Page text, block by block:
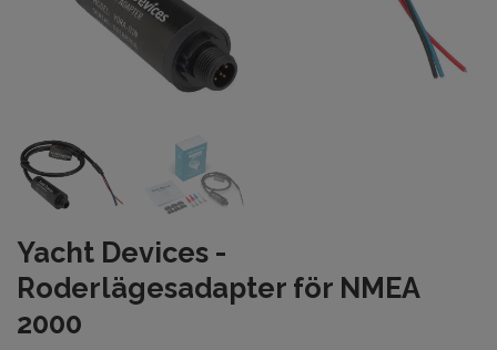
Yacht Devices -
Roderlägesadapter för NMEA
2000